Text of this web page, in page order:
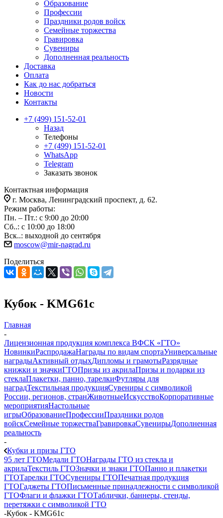
Образование
Профессии
Праздники родов войск
Семейные торжества
Гравировка
Сувениры
Дополненная реальность
Доставка
Оплата
Как до нас добраться
Новости
Контакты
+7 (499) 151-52-01
Назад
Телефоны
+7 (499) 151-52-01
WhatsApp
Telegram
Заказать звонок
Контактная информация
г. Москва, Ленинградский проспект, д. 62.
Режим работы:
Пн. – Пт.: с 9:00 до 20:00
Сб..: с 10:00 до 18:00
Вск..: выходной до сентября
moscow@mir-nagrad.ru
Поделиться
Кубок - KMG61c
Главная
-
Лицензионная продукция комплекса ВФСК «ГТО»
НовинкиРаспродажаНаграды по видам спортаУниверсальные
наградыАктивный отдыхДипломы и грамотыРазрядные
книжки и значкиГТОПризы из акрилаПризы и подарки из
стеклаПлакетки, панно, тарелкиФутляры для
наградТекстильная продукцияСувениры с символикой
России, регионов, странЖивотныеИскусствоКорпоративные
мероприятияНастольные
игрыОбразованиеПрофессииПраздники родов
войскСемейные торжестваГравировкаСувенирыДополненная
реальность
-
Кубки и призы ГТО
95 лет ГТОМедали ГТОНаграды ГТО из стекла и
акрилаТекстиль ГТОЗначки и знаки ГТОПанно и плакетки
ГТОТарелки ГТОСувениры ГТОПечатная продукция
ГТОГаджеты ГТОПисьменные принадлежности с символикой
ГТОФлаги и флажки ГТОТаблички, баннеры, стенды,
перетяжки с символикой ГТО
-Кубок - KMG61c